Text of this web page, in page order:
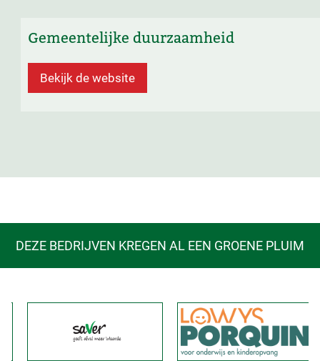
Gemeentelijke duurzaamheid
Bekijk de website
DEZE BEDRIJVEN KREGEN AL EEN GROENE PLUIM